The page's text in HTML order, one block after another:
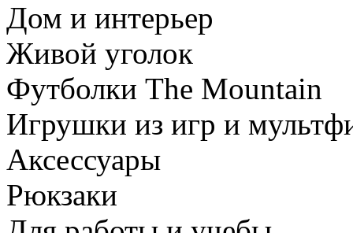
Дом и интерьер
Живой уголок
Футболки The Mountain
Игрушки из игр и
Аксессуары
Рюкзаки